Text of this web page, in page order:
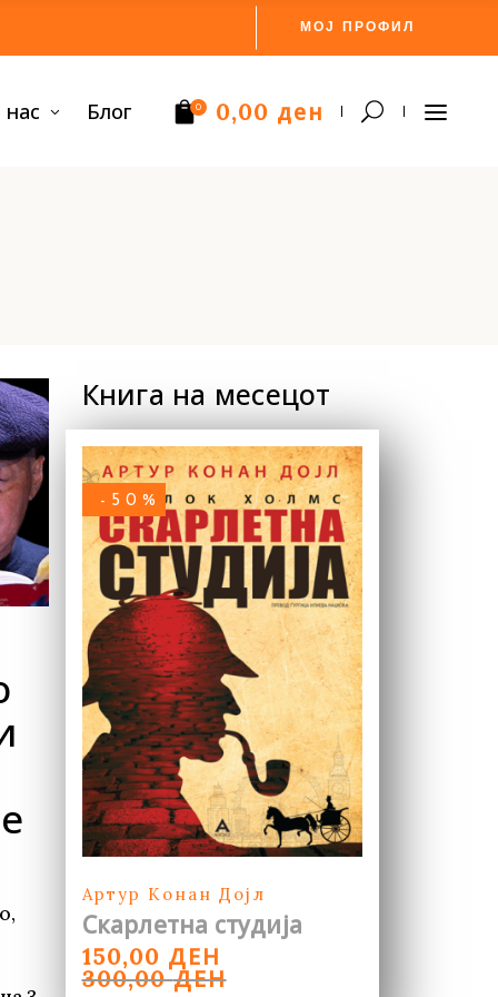
МОЈ ПРОФИЛ
нас Блог 0 0,00 ден
Книга на месецот
-50%
Артур Конан Дојл
Скарлетна студија
300,00ДЕН
ORIGINAL
PRICE
150,00 ДЕН
CURRENT
PRICE